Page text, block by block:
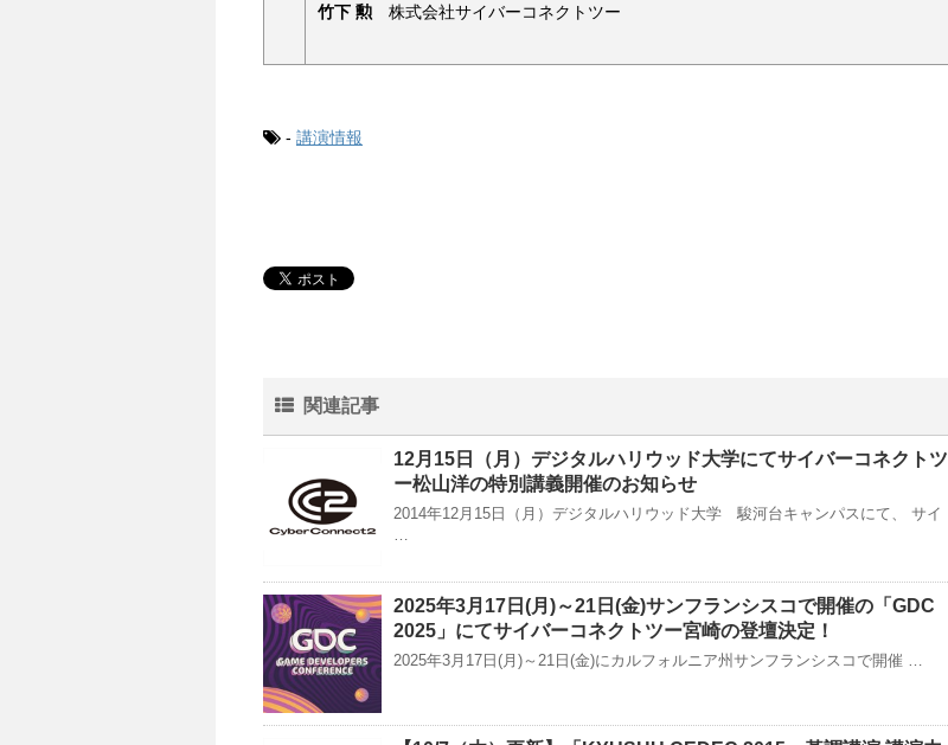
竹下 勲 株式会社サイバーコネクトツー
- 講演情報
関連記事
12月15日（月）デジタルハリウッド大学にてサイバーコネクトツ
ー松山洋の特別講義開催のお知らせ
2014年12月15日（月）デジタルハリウッド大学 駿河台キャンパスにて、 サイ
…
2025年3月17日(月)～21日(金)サンフランシスコで開催の「GDC
2025」にてサイバーコネクトツー宮崎の登壇決定！
2025年3月17日(月)～21日(金)にカルフォルニア州サンフランシスコで開催 …